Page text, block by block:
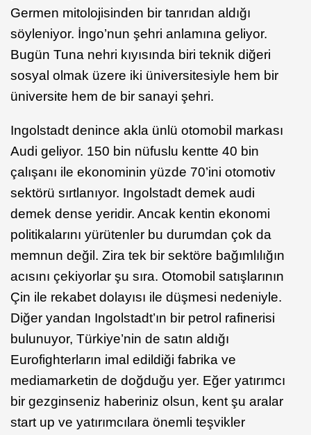
Germen mitolojisinden bir tanrıdan aldığı
söyleniyor. İngo’nun şehri anlamına geliyor.
Bugün Tuna nehri kıyısında biri teknik diğeri
sosyal olmak üzere iki üniversitesiyle hem bir
üniversite hem de bir sanayi şehri.
Ingolstadt denince akla ünlü otomobil markası
Audi geliyor. 150 bin nüfuslu kentte 40 bin
çalışanı ile ekonominin yüzde 70’ini otomotiv
sektörü sırtlanıyor. Ingolstadt demek audi
demek dense yeridir. Ancak kentin ekonomi
politikalarını yürütenler bu durumdan çok da
memnun değil. Zira tek bir sektöre bağımlılığın
acısını çekiyorlar şu sıra. Otomobil satışlarının
Çin ile rekabet dolayısı ile düşmesi nedeniyle.
Diğer yandan Ingolstadt’ın bir petrol rafinerisi
bulunuyor, Türkiye’nin de satın aldığı
Eurofighterların imal edildiği fabrika ve
mediamarketin de doğduğu yer. Eğer yatırımcı
bir gezginseniz haberiniz olsun, kent şu aralar
start up ve yatırımcılara önemli teşvikler